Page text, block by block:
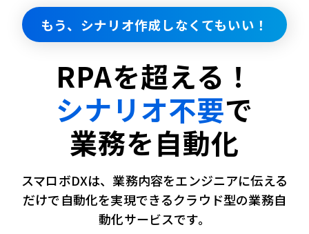
もう、シナリオ作成しなくてもいい！
RPAを超える！
シナリオ不要で
業務を自動化
スマロボDXは、業務内容をエンジニアに伝える
だけで自動化を実現できるクラウド型の業務自
動化サービスです。